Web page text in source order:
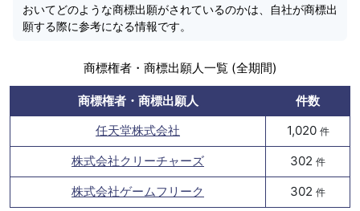
おいてどのような商標出願がされているのかは、自社が商標出
願する際に参考になる情報です。
商標権者・商標出願人一覧 (全期間)
商標権者・商標出願人
件数
任天堂株式会社
1,020 件
株式会社クリーチャーズ 302 件
株式会社ゲームフリーク 302 件